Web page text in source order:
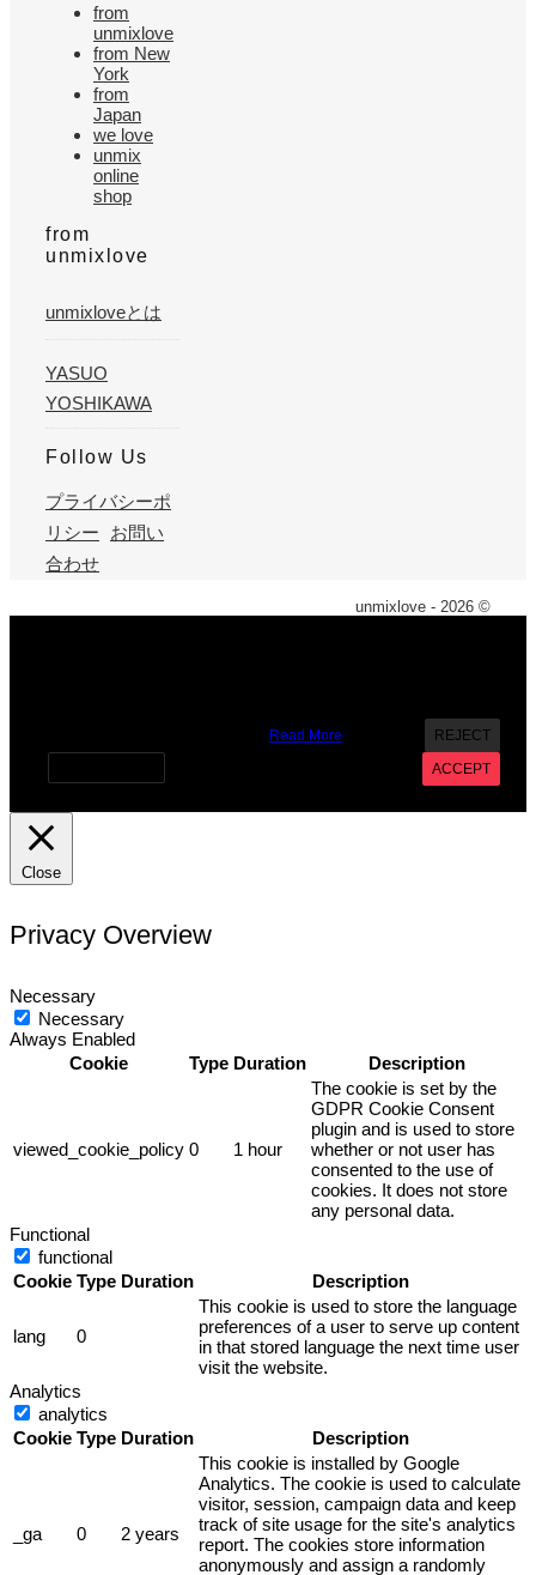
from
unmixlove
from New
York
from
Japan
we love
unmix
online
shop
from
unmixlove
unmixloveとは
YASUO
YOSHIKAWA
Follow Us
プライバシーポ
リシー
お問い
合わせ
unmixlove - 2026 ©
Read More
REJECT
ACCEPT
Close
Privacy Overview
Necessary
Necessary
Always Enabled
Cookie
Type Duration Description
viewed_cookie_policy 0 1 hour
The cookie is set by the
GDPR Cookie Consent
plugin and is used to store
whether or not user has
consented to the use of
cookies. It does not store
any personal data.
Functional
functional
Cookie Type Duration Description
lang 0
This cookie is used to store the language
preferences of a user to serve up content
in that stored language the next time user
visit the website.
Analytics
analytics
Cookie Type Duration Description
_ga 0 2 years
This cookie is installed by Google
Analytics. The cookie is used to calculate
visitor, session, campaign data and keep
track of site usage for the site's analytics
report. The cookies store information
anonymously and assign a randomly